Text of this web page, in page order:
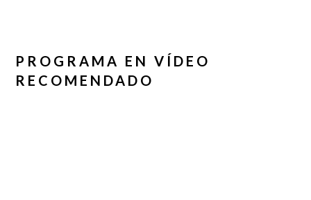
PROGRAMA EN VÍDEO
RECOMENDADO